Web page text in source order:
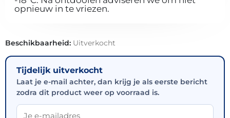
opnieuw in te vriezen.
Beschikbaarheid: Uitverkocht
Tijdelijk uitverkocht
Laat je e-mail achter, dan krijg je als eerste bericht
zodra dit product weer op voorraad is.